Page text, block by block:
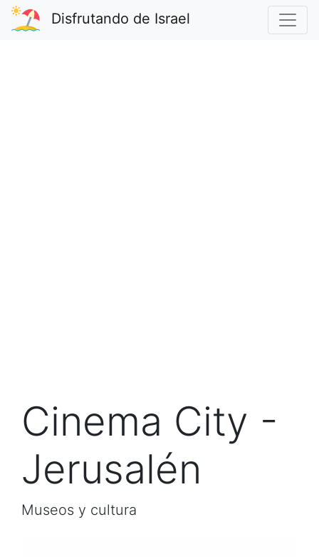
Disfrutando de Israel
Cinema City -
Jerusalén
Museos y cultura